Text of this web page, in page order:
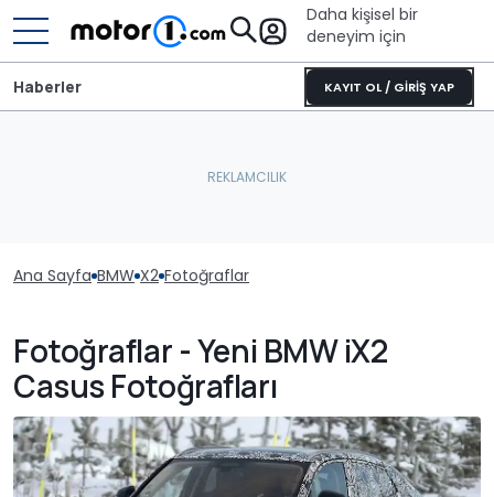
Daha kişisel bir
deneyim için
KAYIT OL / GİRİŞ YAP
Haberler
Ana Sayfa BMW X2 Fotoğraflar
Fotoğraflar - Yeni BMW iX2
Casus Fotoğrafları